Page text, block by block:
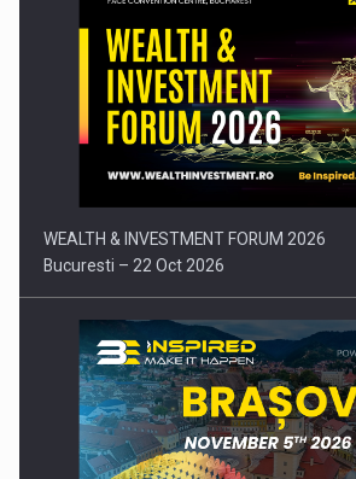
Comunicat de presa: Joburile part-time
WEALTH & INVESTMENT FORUM 2026
Bucuresti – 22 Oct 2026